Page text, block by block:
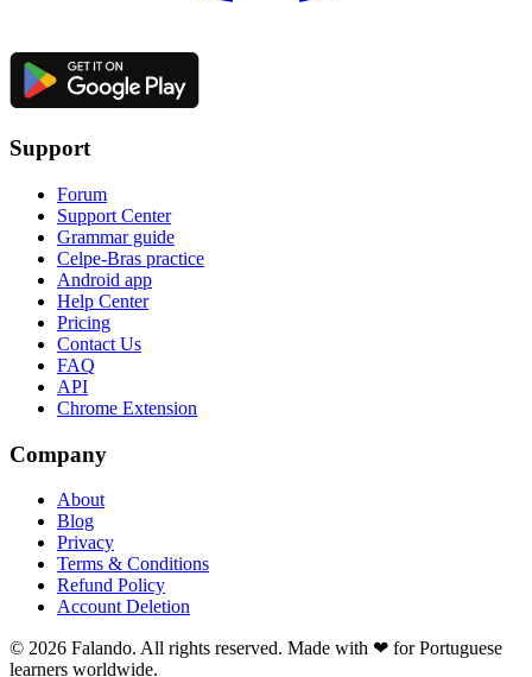
Support
Forum
Support Center
Grammar guide
Celpe-Bras practice
Android app
Help Center
Pricing
Contact Us
FAQ
API
Chrome Extension
Company
About
Blog
Privacy
Terms & Conditions
Refund Policy
Account Deletion
© 2026 Falando. All rights reserved. Made with ❤ for Portuguese
learners worldwide.